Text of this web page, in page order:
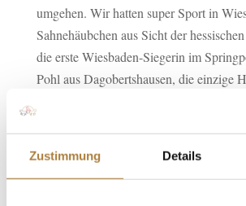
Zustimmung Details
umgehen. Wir hatten super Sport in
Sahnehäubchen aus Sicht der
die erste Wiesbaden-Siegerin im
Pohl aus Dagobertshausen, die einzige
Starterfeld! Ihre Siegpunkte aus
sie war beim Finale in Aachen dabei.
ein absoluter Traum!“, schwärmte die